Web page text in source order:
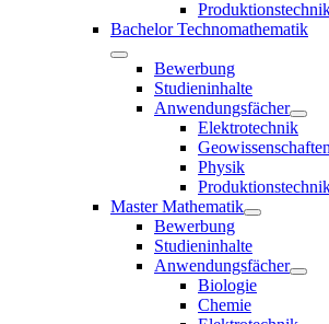
Bachelor Technomathematik
Bewerbung
Studieninhalte
Anwendungsfächer
Elektrotechnik
Physik
Master Mathematik
Bewerbung
Studieninhalte
Anwendungsfächer
Biologie
Chemie